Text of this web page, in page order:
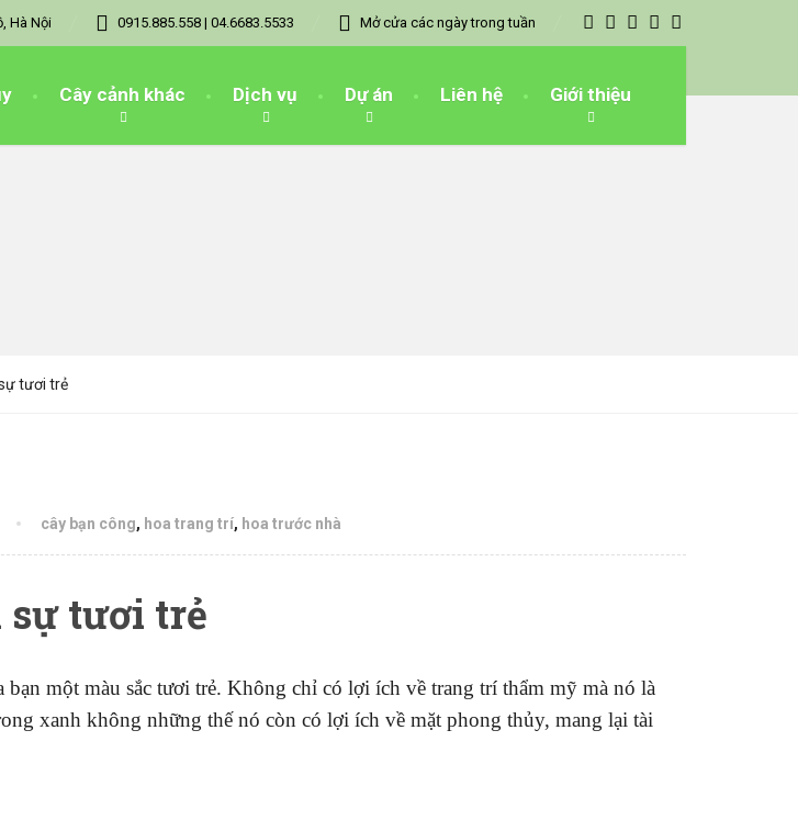
Hà Nội 0915.885.558 | 04.6683.5533 Mở cửa các ngày trong tuần
Cây cảnh khác Dịch vụ Dự án Liên hệ Giới thiệu
tươi trẻ
cây bạn công, hoa trang trí, hoa trước nhà
sự tươi trẻ
một màu sắc tươi trẻ. Không chỉ có lợi ích về trang trí thẩm mỹ mà nó là
xanh không những thế nó còn có lợi ích về mặt phong thủy, mang lại tài